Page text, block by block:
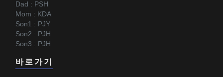
Dad : PSH
Mom : KDA
Son1 : PJY
Son2 : PJH
Son3 : PJH
바로가기